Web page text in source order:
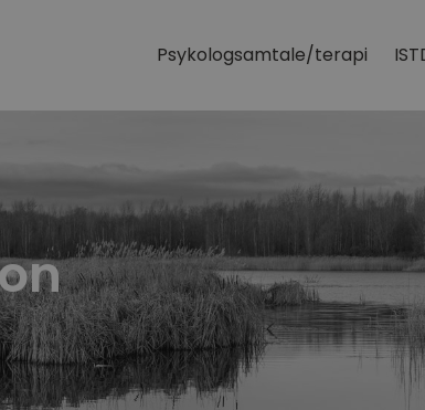
Psykologsamtale/terapi